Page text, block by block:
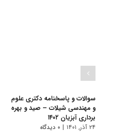
سوالات و پاسخنامه دکتری علوم
و مهندسی شیلات – صید و بهره
برداری آبزیان ۱۴۰۲
۲۴ آذر, ۱۴۰۱ | ۰ دیدگاه